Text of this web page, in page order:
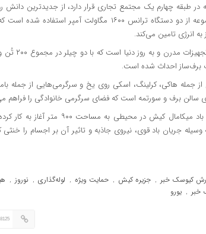
در طبقه چهارم یک مجتمع تجاری قرار دارد، از جدیدترین دانش
کنترل دما بهره برده است. برای تأمین برق مجموعه از دو دستگاه ترانس
به انرژی تامین می‌کند.
برف‌ساز احداث شده است.
جمله هاکی، کرلینگ، اسکی روی یخ و سرگرمی‌هایی از جمله
سالن برف و سورتمه است که فضای سرگرمی خانوادگی را فراهم
گفتنی است پیش از این و در نوروز ۱۴۰۲ تونل باد
متر و قطر ۳ متر است که به وسیله جریان باد قوی، نیروی جاذبه و تاثیر آن بر
کیوسک خبر , جزیره کیش , حمایت ویژه , لوله‌گذاری , نوروز ,
خبر , یورو